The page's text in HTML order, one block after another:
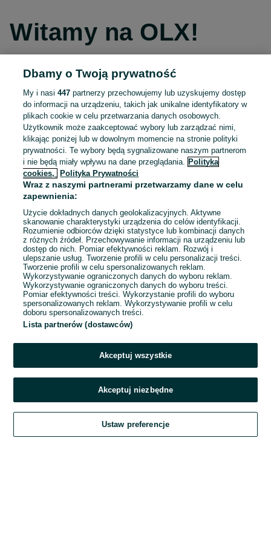
Witamy na OLX!
Kontynuuj przez Facebooka
Kontynuuj przez konto Apple
Kontynuuj przez konto Google
LUB
E-mail
Hasło
Zaloguj się
Kontynuując za pośrednictwem jednego z dostawców wskazanych powyżej,
OLX.pl w jego aktualnym brzmieniu.
Dbamy o Twoją prywatność
My i nasi447 partnerzy przechowujemy lub uzyskujemy dostęp
do informacji na urządzeniu, takich jak unikalne identyfikatory w
plikach cookie w celu przetwarzania danych osobowych.
Użytkownik może zaakceptować wybory lub zarządzać nimi,
klikając poniżej lub w dowolnym momencie na stronie polityki
prywatności. Te wybory będą sygnalizowane naszym partnerom
i nie będą miały wpływu na dane przeglądania.
Polityka
cookies,
Polityka Prywatności
Wraz z naszymi partnerami przetwarzamy dane w celu
zapewnienia:
Użycie dokładnych danych geolokalizacyjnych. Aktywne
skanowanie charakterystyki urządzenia do celów identyfikacji.
Rozumienie odbiorców dzięki statystyce lub kombinacji danych
z różnych źródeł. Przechowywanie informacji na urządzeniu lub
dostęp do nich. Pomiar efektywności reklam. Rozwój i
ulepszanie usług. Tworzenie profili w celu personalizacji treści.
Tworzenie profili w celu spersonalizowanych reklam.
Wykorzystywanie ograniczonych danych do wyboru reklam.
Wykorzystywanie ograniczonych danych do wyboru treści.
Pomiar efektywności treści. Wykorzystanie profili do wyboru
spersonalizowanych reklam. Wykorzystywanie profili w celu
doboru spersonalizowanych treści.
Lista partnerów (dostawców)
Akceptuj wszystkie
Akceptuj niezbędne
Ustaw preferencje